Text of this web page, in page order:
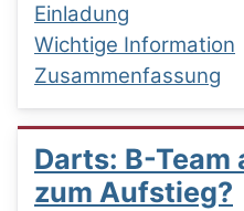
Einladung
Wichtige Information
Zusammenfassung
Darts: B-Team
zum Aufstieg?